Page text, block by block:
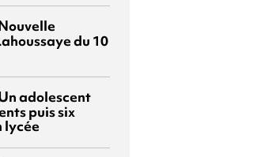
du 10
adolescent
puis six
lycée